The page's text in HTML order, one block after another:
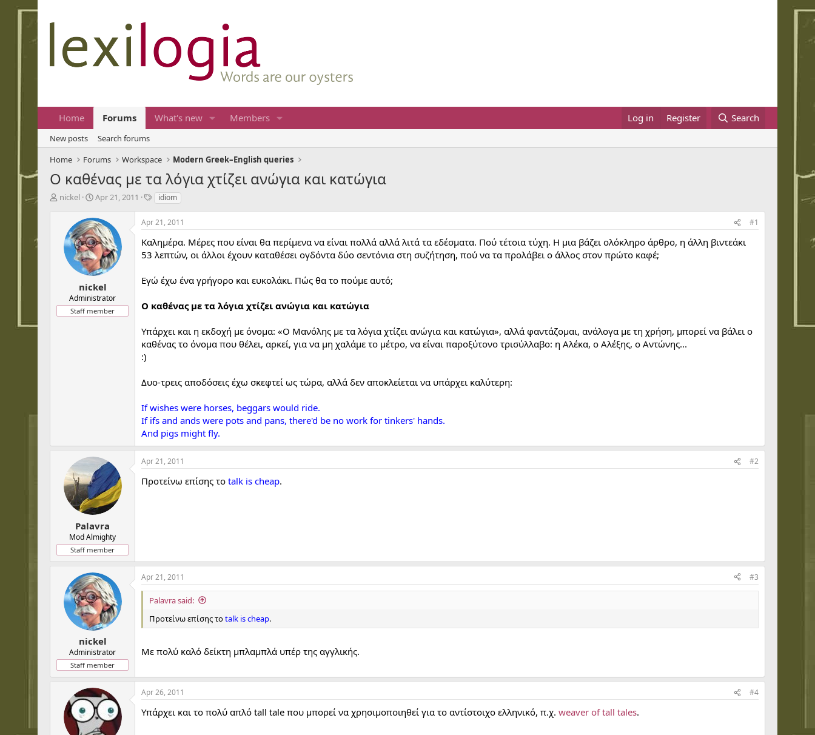
Home Forums What's new Members Log in Register Search
New posts
Search forums
Home
Forums Workspace Modern Greek–English queries
Ο καθένας με τα λόγια χτίζει ανώγια και κατώγια
T
t
e
nickel
S
a
r
t
d
a
t
e
Apr 21, 2011
T
g
s
idiom
nickel
Administrator
Staff member
Apr 21, 2011 #1
Καλημέρα. Μέρες που είναι θα περίμενα να είναι πολλά αλλά λιτά τα εδέσματα. Πού τέτοια τύχη. Η μια βάζει ολόκληρο άρθρο, η άλλη βιντεάκι
53 λεπτών, οι άλλοι έχουν καταθέσει ογδόντα δύο σεντόνια στη συζήτηση, πού να τα προλάβει ο άλλος στον πρώτο καφέ;
Εγώ έχω ένα γρήγορο και ευκολάκι. Πώς θα το πούμε αυτό;
Ο καθένας με τα λόγια χτίζει ανώγια και κατώγια
Υπάρχει και η εκδοχή με όνομα: «Ο Μανόλης με τα λόγια χτίζει ανώγια και κατώγια», αλλά φαντάζομαι, ανάλογα με τη χρήση, μπορεί να βάλει ο
καθένας το όνομα που θέλει, αρκεί, για να μη χαλάμε το μέτρο, να είναι παροξύτονο τρισύλλαβο: η Αλέκα, ο Αλέξης, ο Αντώνης...
:)
Δυο-τρεις αποδόσεις έχω σκεφτεί ως τώρα, αλλά δεν αποκλείεται να υπάρχει καλύτερη:
If wishes were horses, beggars would ride.
If ifs and ands were pots and pans, there'd be no work for tinkers' hands.
And pigs might fly.
Palavra
Mod Almighty
Staff member
Apr 21, 2011 #2
Προτείνω επίσης το talk is cheap.
nickel
Administrator
Staff member
Apr 21, 2011 #3
Palavra said:
Προτείνω επίσης τοtalk is cheap.
Με πολύ καλό δείκτη μπλαμπλά υπέρ της αγγλικής.
Apr 26, 2011 #4
Υπάρχει και το πολύ απλό tall tale που μπορεί να χρησιμοποιηθεί για το αντίστοιχο ελληνικό, π.χ. weaver of tall tales.